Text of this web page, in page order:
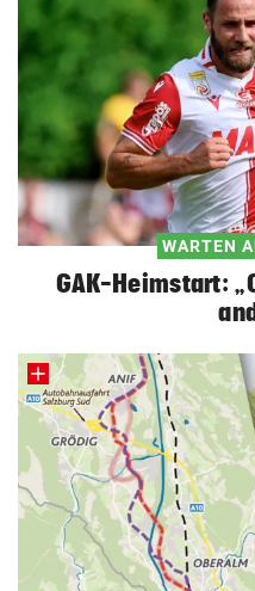
WARTEN
GAK-Heimstart: